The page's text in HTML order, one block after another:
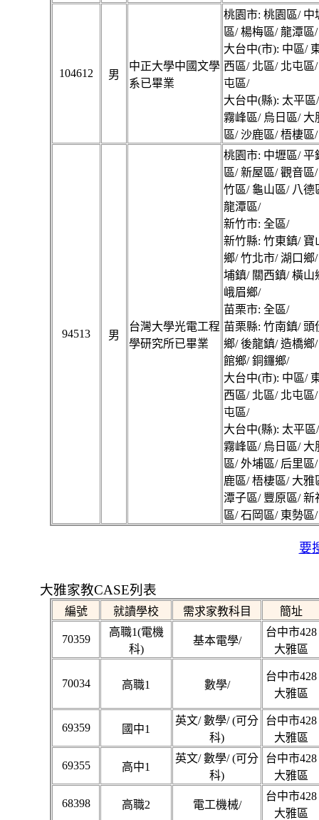
104612 男
中正大學中國文學
系已畢業
桃園市: 桃園區/ 中
區/ 楊梅區/ 龍潭區/
大台中(市): 中區/
西區/ 北區/ 北屯區
屯區/
大台中(縣): 太平區
霧峰區/ 烏日區/ 大
區/ 沙鹿區/ 梧棲區
94513 男
台灣大學光電工程
學研究所已畢業
桃園市: 中壢區/ 平
區/ 新屋區/ 觀音區
竹區/ 龜山區/ 八德
龍潭區/
新竹市: 全區/
新竹縣: 竹東鎮/ 寶
鄉/ 竹北市/ 湖口鄉
埔鎮/ 關西鎮/ 橫山
峨眉鄉/
苗栗市: 全區/
苗栗縣: 竹南鎮/ 頭
鄉/ 後龍鎮/ 造橋鄉
館鄉/ 銅鑼鄉/
大台中(市): 中區/
西區/ 北區/ 北屯區
屯區/
大台中(縣): 太平區
霧峰區/ 烏日區/ 大
區/ 外埔區/ 后里區
鹿區/ 梧棲區/ 大雅
潭子區/ 豐原區/ 新
區/ 石岡區/ 東勢區/
要
大雅家教CASE列表
編號 就讀學校 需求家教科目 簡址
70359
高職1(電機
科)
基本電學/
台中市428
大雅區
70034 高職1 數學/
台中市428
大雅區
69359 國中1
英文/ 數學/ (可分
科)
台中市428
大雅區
69355 高中1
英文/ 數學/ (可分
科)
台中市428
大雅區
68398 高職2 電工機械/
台中市428
大雅區